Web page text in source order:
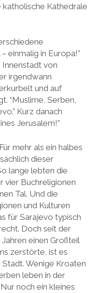
Kathedrale
einmalig in Europa!”
Innenstadt von
irgendwann
und auf
“Muslime, Serben,
Kurz danach
Jerusalem!”
mehr als ein halbes
dieser
lange lebten die
vier Buchreligionen
Tal. Und die
und Kulturen
für Sarajevo typisch
Doch seit der
einen Großteil
zerstörte, ist es
Wenige Kroaten
leben in der
noch ein kleines